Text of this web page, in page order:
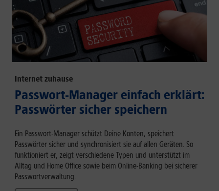
Internet zuhause
Passwort-Manager einfach erklärt:
Passwörter sicher speichern
Ein Passwort-Manager schützt Deine Konten, speichert
Passwörter sicher und synchronisiert sie auf allen Geräten. So
funktioniert er, zeigt verschiedene Typen und unterstützt im
Alltag und Home Office sowie beim Online-Banking bei sicherer
Passwortverwaltung.